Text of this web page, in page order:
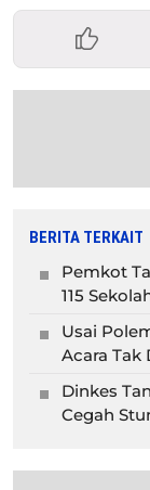
BERITA TERKAIT
Pemkot
115
Usai
Acara Tak
Dinkes
Cegah